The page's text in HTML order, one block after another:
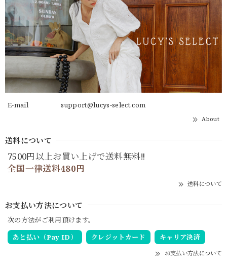
E-mail support@lucys-select.com
About
送料について
7500円以上お買い上げで送料無料‼
全国一律送料480円
送料について
お支払い方法について
次の方法がご利用頂けます。
あと払い（Pay ID）
クレジットカード キャリア決済
お支払い方法について